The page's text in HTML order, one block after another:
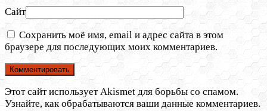
Сайт
Сохранить моё имя, email и адрес сайта в этом
браузере для последующих моих комментариев.
Этот сайт использует Akismet для борьбы со спамом.
Узнайте, как обрабатываются ваши данные комментариев.